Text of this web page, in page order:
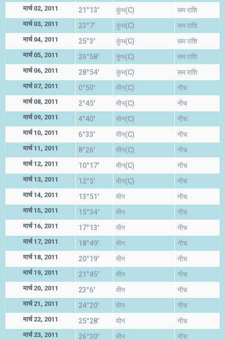
मार्च 02, 2011 21°13' कुंभ(C) सम राशि
मार्च 03, 2011 23°7' कुंभ(C) सम राशि
मार्च 04, 2011 25°3' कुंभ(C) सम राशि
मार्च 05, 2011 26°58' कुंभ(C) सम राशि
मार्च 06, 2011 28°54' कुंभ(C) सम राशि
मार्च 07, 2011 0°50' मीन(C) नीच
मार्च 08, 2011 2°45' मीन(C) नीच
मार्च 09, 2011 4°40' मीन(C) नीच
मार्च 10, 2011 6°33' मीन(C) नीच
मार्च 11, 2011 8°26' मीन(C) नीच
मार्च 12, 2011 10°17' मीन(C) नीच
मार्च 13, 2011 12°5' मीन(C) नीच
मार्च 14, 2011 13°51' मीन नीच
मार्च 15, 2011 15°34' मीन नीच
मार्च 16, 2011 17°13' मीन नीच
मार्च 17, 2011 18°49' मीन नीच
मार्च 18, 2011 20°19' मीन नीच
मार्च 19, 2011 21°45' मीन नीच
मार्च 20, 2011 23°6' मीन नीच
मार्च 21, 2011 24°20' मीन नीच
मार्च 22, 2011 25°28' मीन नीच
मार्च 23, 2011 26°30' मीन नीच